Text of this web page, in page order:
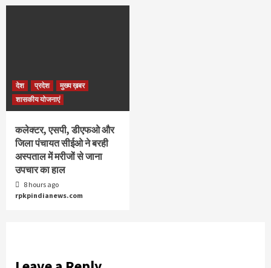
देश प्रदेश
मुख्य ख़बर
शासकीय योजनाएं
कलेक्टर, एसपी, डीएफओ और
जिला पंचायत सीईओ ने बरही
अस्पताल में मरीजों से जाना
उपचार का हाल
8 hours ago
rpkpindianews.com